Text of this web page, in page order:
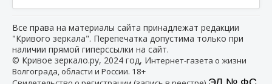
Все права на материалы сайта принадлежат редакции
"Кривого зеркала". Перепечатка допустима только при
наличии прямой гиперссылки на сайт.
© Кривое зеркало.ру, 2024 год, Интернет-газета о жизни
Волгограда, области и России. 18+